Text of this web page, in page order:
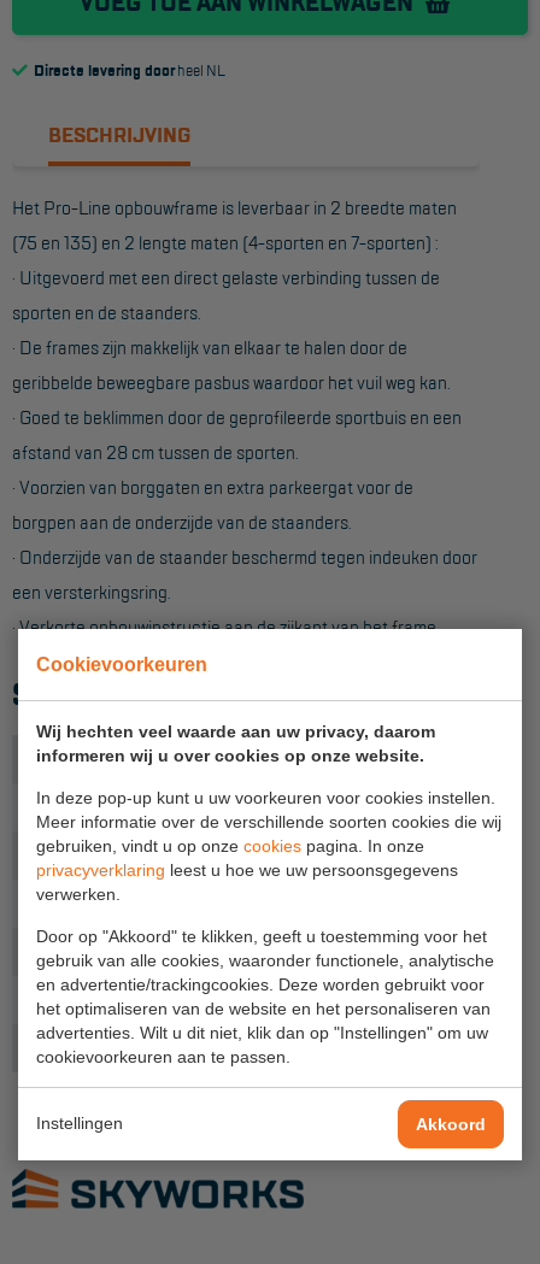
Cookievoorkeuren
Wij hechten veel waarde aan uw privacy, daarom
informeren wij u over cookies op onze website.
In deze pop-up kunt u uw voorkeuren voor cookies instellen.
Meer informatie over de verschillende soorten cookies die wij
gebruiken, vindt u op onze cookies pagina. In onze
privacyverklaring leest u hoe we uw persoonsgegevens
verwerken.
Door op "Akkoord" te klikken, geeft u toestemming voor het
gebruik van alle cookies, waaronder functionele, analytische
en advertentie/trackingcookies. Deze worden gebruikt voor
het optimaliseren van de website en het personaliseren van
advertenties. Wilt u dit niet, klik dan op "Instellingen" om uw
cookievoorkeuren aan te passen.
Instellingen Akkoord
Reddingsmiddelen
CombiDeals
MAATWERK
VERHUUR
Steigers
Rolsteigers
Schilderstellingen
Gevelsteigers
Steiger overkapping
Hangbruginstallaties
Schilderwerkzaamheden
Gevelrenovatie
Industrieel onderhoud
Telescoop hoogwerkers
Knikarmhoogwerkers
Schaarhoogwerkers
Masthoogwerkers
Autohoogwerkers
Hoogbouw
Directe levering doorheel NL
BESCHRIJVING
Het Pro-Line opbouwframe is leverbaar in 2 breedte maten
(75 en 135) en 2 lengte maten (4-sporten en 7-sporten) :
· Uitgevoerd met een direct gelaste verbinding tussen de
sporten en de staanders.
· De frames zijn makkelijk van elkaar te halen door de
geribbelde beweegbare pasbus waardoor het vuil weg kan.
· Goed te beklimmen door de geprofileerde sportbuis en een
afstand van 28 cm tussen de sporten.
· Voorzien van borggaten en extra parkeergat voor de
borgpen aan de onderzijde van de staanders.
· Onderzijde van de staander beschermd tegen indeuken door
een versterkingsring.
· Verkorte opbouwinstructie aan de zijkant van het frame.
SPECIFICATIES
Aantal sporten 4
Breedte (m) 0,75
Uitvoering 75 - smal
Hoogte (m)
Gewicht (kg) 3,8
Productlijn Pro-Line
Onderdeel Opbouwframe